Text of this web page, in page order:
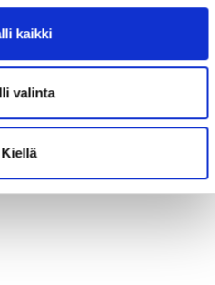
kaikki
valinta
Kiellä